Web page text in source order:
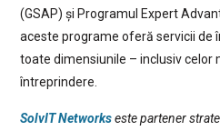
(GSAP) și Programul Expert
aceste programe oferă servicii de
toate dimensiunile – inclusiv celor
întreprindere.
SolvIT Networkseste partener